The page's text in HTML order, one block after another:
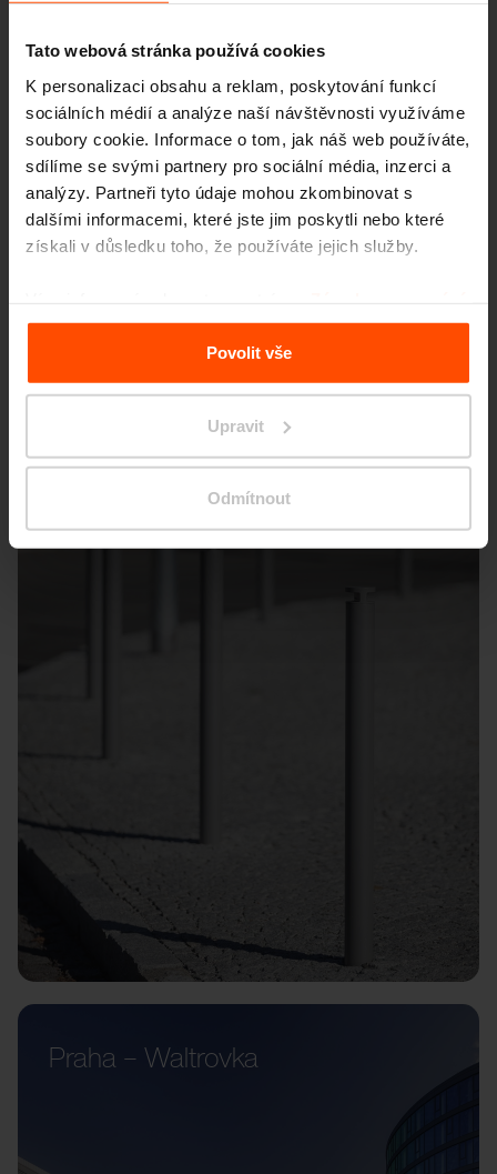
Tato webová stránka používá cookies
K personalizaci obsahu a reklam, poskytování funkcí
sociálních médií a analýze naší návštěvnosti využíváme
soubory cookie. Informace o tom, jak náš web používáte,
sdílíme se svými partnery pro sociální média, inzerci a
analýzy. Partneři tyto údaje mohou zkombinovat s
dalšími informacemi, které jste jim poskytli nebo které
získali v důsledku toho, že používáte jejich služby.
osobních údajů.
Povolit vše
Upravit
Odmítnout
Vrchlabí – Nábřeží Labská
Praha – Waltrovka